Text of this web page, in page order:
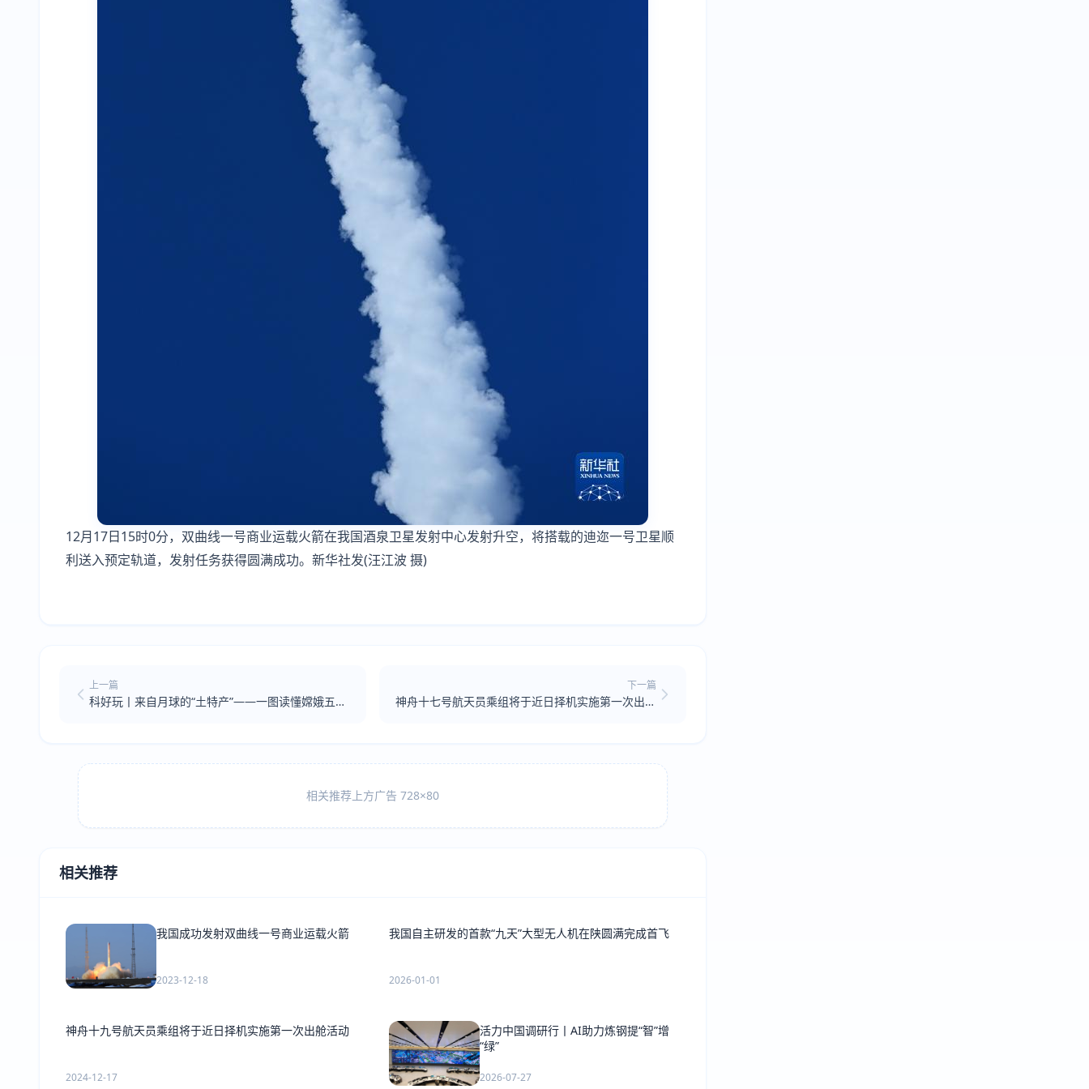
12月17日15时0分，双曲线一号商业运载火箭在我国酒泉卫星发射中心发射升空，将搭载的迪迩一号卫星顺
利送入预定轨道，发射任务获得圆满成功。新华社发(汪江波 摄)
上一篇
科好玩丨来自月球的“土特产”——一图读懂嫦娥五号
下一篇
神舟十七号航天员乘组将于近日择机实施第一次出舱
相关推荐上方广告 728×80
相关推荐
我国成功发射双曲线一号商业运载火箭
2023-12-18
我国自主研发的首款“九天”大型无人机在陕圆满完成首飞
2026-01-01
神舟十九号航天员乘组将于近日择机实施第一次出舱活动
2024-12-17
活力中国调研行丨AI助力炼钢提“智”增
“绿”
2026-07-27